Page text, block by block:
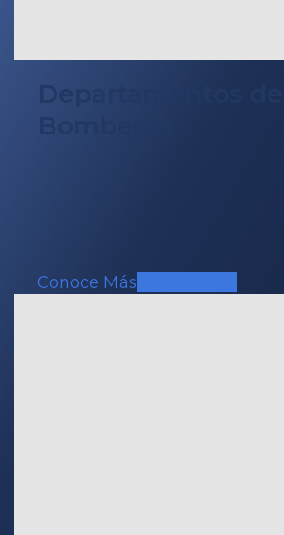
Departamentos de
Conoce Más